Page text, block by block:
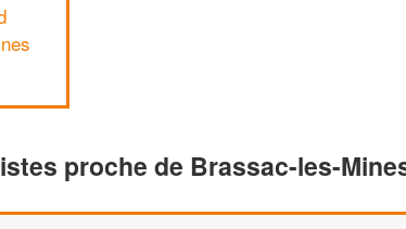
proche de Brassac-les-